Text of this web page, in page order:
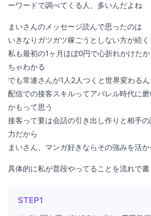
ーワードで調べてくる人、多いんだよね
まいさんのメッセージ読んで思ったのは
いきなりガツガツ稼ごうとしない方が続く
私も最初の1ヶ月ほぼ0円で心折れかけた
ちゃわかる
でも常連さんが1人2人つくと世界変わる
配信での接客スキルってアパレル時代に
かもって思う
接客って要は会話の引き出し作りと相手の
力だから
まいさん、マンガ好きならその強みを活か
具体的に私が普段やってることを流れで
STEP1